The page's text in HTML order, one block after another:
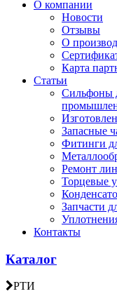
О компании
Новости
Отзывы
О
Карта
Статьи
Сильфоны
Запасные
Фитинги
Ремонт
Торцевые
Запчасти
Контакты
Каталог
РТИ